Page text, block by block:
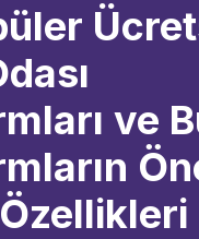
ve